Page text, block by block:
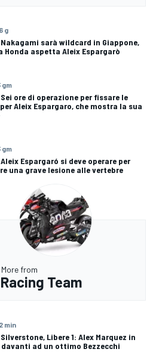
g
Nakagami sarà wildcard in Giappone,
Honda aspetta Aleix Espargarò
gm
Sei ore di operazione per fissare le
Aleix Espargaro, che mostra la sua
gm
Aleix Espargaró si deve operare per
una grave lesione alle vertebre
More from
Team
min
Silverstone, Libere 1: Alex Marquez in
ad un ottimo Bezzecchi